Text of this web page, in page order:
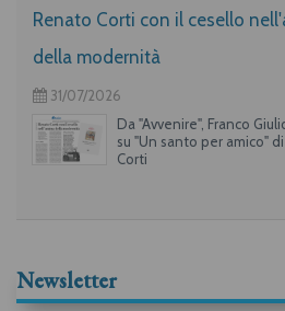
Renato Corti con il cesello
della modernità
31/07/2026
Da "Avvenire", Franco
su "Un santo per amico"
Corti
Newsletter